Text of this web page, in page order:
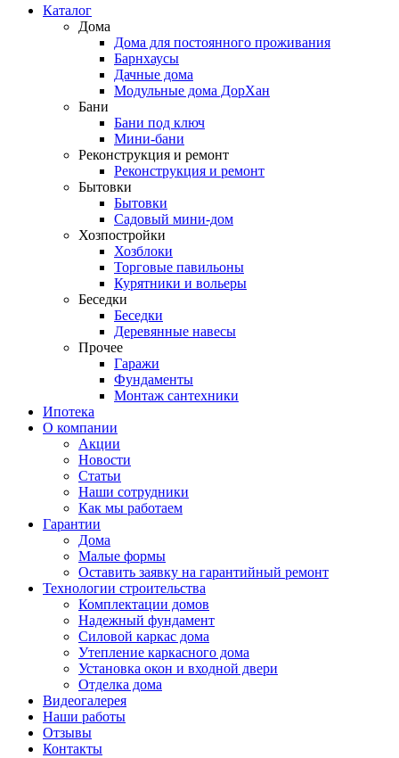
Каталог
Дома
Дома для постоянного проживания
Барнхаусы
Дачные дома
Модульные дома ДорХан
Бани
Бани под ключ
Мини-бани
Реконструкция и ремонт
Реконструкция и ремонт
Бытовки
Бытовки
Садовый мини-дом
Хозпостройки
Хозблоки
Торговые павильоны
Курятники и вольеры
Беседки
Беседки
Деревянные навесы
Прочее
Гаражи
Фундаменты
Монтаж сантехники
Ипотека
О компании
Акции
Новости
Статьи
Наши сотрудники
Как мы работаем
Гарантии
Дома
Малые формы
Оставить заявку на гарантийный ремонт
Технологии строительства
Комплектации домов
Надежный фундамент
Силовой каркас дома
Утепление каркасного дома
Установка окон и входной двери
Отделка дома
Видеогалерея
Наши работы
Отзывы
Контакты